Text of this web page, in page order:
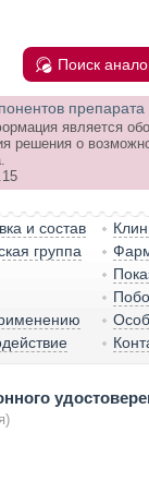
Поиск
препарата
является
решения о
и состав
группа